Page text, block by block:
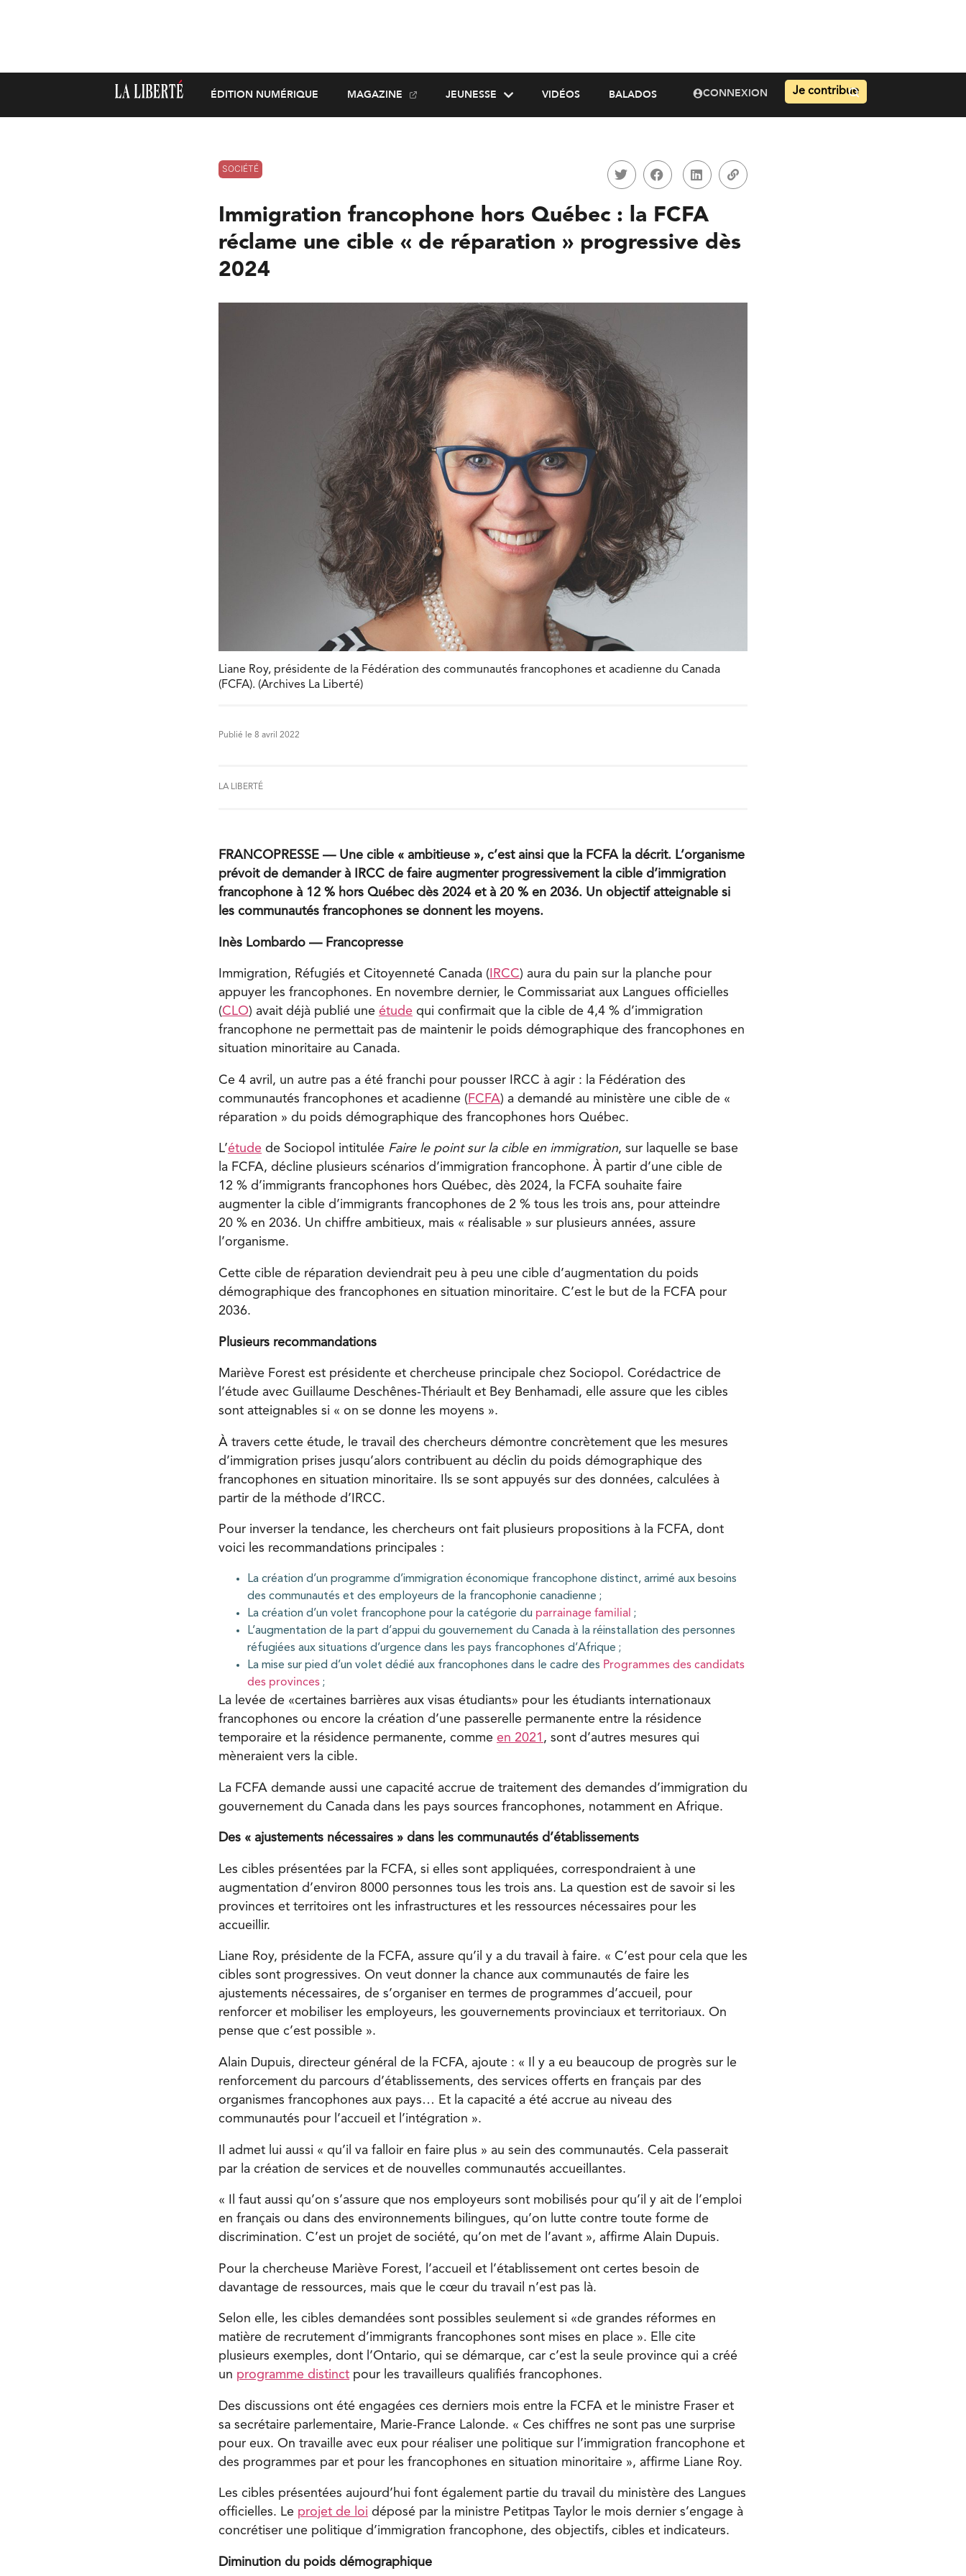
ÉDITION NUMÉRIQUE MAGAZINE JEUNESSE VIDÉOS BALADOS CONNEXION Je contribue
SOCIÉTÉ
Immigration francophone hors Québec : la FCFA
réclame une cible « de réparation » progressive dès
2024
Liane Roy, présidente de la Fédération des communautés francophones et acadienne du Canada
(FCFA). (Archives La Liberté)
Publié le 8 avril 2022
LA LIBERTÉ
FRANCOPRESSE — Une cible « ambitieuse », c’est ainsi que la FCFA la décrit. L’organisme
prévoit de demander à IRCC de faire augmenter progressivement la cible d’immigration
francophone à 12 % hors Québec dès 2024 et à 20 % en 2036. Un objectif atteignable si
les communautés francophones se donnent les moyens.
Inès Lombardo — Francopresse
Immigration, Réfugiés et Citoyenneté Canada ( IRCC) aura du pain sur la planche pour
appuyer les francophones. En novembre dernier, le Commissariat aux Langues officielles
(CLO) avait déjà publié une étude qui confirmait que la cible de 4,4 % d’immigration
francophone ne permettait pas de maintenir le poids démographique des francophones en
situation minoritaire au Canada.
Ce 4 avril, un autre pas a été franchi pour pousser IRCC à agir : la Fédération des
communautés francophones et acadienne (FCFA) a demandé au ministère une cible de «
réparation » du poids démographique des francophones hors Québec.
L’étude de Sociopol intitulée Faire le point sur la cible en immigration, sur laquelle se base
la FCFA, décline plusieurs scénarios d’immigration francophone. À partir d’une cible de
12 % d’immigrants francophones hors Québec, dès 2024, la FCFA souhaite faire
augmenter la cible d’immigrants francophones de 2 % tous les trois ans, pour atteindre
20 % en 2036. Un chiffre ambitieux, mais « réalisable » sur plusieurs années, assure
l’organisme.
Cette cible de réparation deviendrait peu à peu une cible d’augmentation du poids
démographique des francophones en situation minoritaire. C’est le but de la FCFA pour
2036.
Plusieurs recommandations
Mariève Forest est présidente et chercheuse principale chez Sociopol. Corédactrice de
l’étude avec Guillaume Deschênes-Thériault et Bey Benhamadi, elle assure que les cibles
sont atteignables si « on se donne les moyens ».
À travers cette étude, le travail des chercheurs démontre concrètement que les mesures
d’immigration prises jusqu’alors contribuent au déclin du poids démographique des
francophones en situation minoritaire. Ils se sont appuyés sur des données, calculées à
partir de la méthode d’IRCC.
Pour inverser la tendance, les chercheurs ont fait plusieurs propositions à la FCFA, dont
voici les recommandations principales :
La création d’un programme d’immigration économique francophone distinct, arrimé aux besoins
des communautés et des employeurs de la francophonie canadienne ;
La création d’un volet francophone pour la catégorie du parrainage familial ;
L’augmentation de la part d’appui du gouvernement du Canada à la réinstallation des personnes
réfugiées aux situations d’urgence dans les pays francophones d’Afrique ;
La mise sur pied d’un volet dédié aux francophones dans le cadre des Programmes des candidats
des provinces ;
La levée de «certaines barrières aux visas étudiants» pour les étudiants internationaux
francophones ou encore la création d’une passerelle permanente entre la résidence
temporaire et la résidence permanente, comme en 2021 , sont d’autres mesures qui
mèneraient vers la cible.
La FCFA demande aussi une capacité accrue de traitement des demandes d’immigration du
gouvernement du Canada dans les pays sources francophones, notamment en Afrique.
Des « ajustements nécessaires » dans les communautés d’établissements
Les cibles présentées par la FCFA, si elles sont appliquées, correspondraient à une
augmentation d’environ 8000 personnes tous les trois ans. La question est de savoir si les
provinces et territoires ont les infrastructures et les ressources nécessaires pour les
accueillir.
Liane Roy, présidente de la FCFA, assure qu’il y a du travail à faire. « C’est pour cela que les
cibles sont progressives. On veut donner la chance aux communautés de faire les
ajustements nécessaires, de s’organiser en termes de programmes d’accueil, pour
renforcer et mobiliser les employeurs, les gouvernements provinciaux et territoriaux. On
pense que c’est possible ».
Alain Dupuis, directeur général de la FCFA, ajoute : « Il y a eu beaucoup de progrès sur le
renforcement du parcours d’établissements, des services offerts en français par des
organismes francophones aux pays… Et la capacité a été accrue au niveau des
communautés pour l’accueil et l’intégration ».
Il admet lui aussi « qu’il va falloir en faire plus » au sein des communautés. Cela passerait
par la création de services et de nouvelles communautés accueillantes.
« Il faut aussi qu’on s’assure que nos employeurs sont mobilisés pour qu’il y ait de l’emploi
en français ou dans des environnements bilingues, qu’on lutte contre toute forme de
discrimination. C’est un projet de société, qu’on met de l’avant », affirme Alain Dupuis.
Pour la chercheuse Mariève Forest, l’accueil et l’établissement ont certes besoin de
davantage de ressources, mais que le cœur du travail n’est pas là.
Selon elle, les cibles demandées sont possibles seulement si «de grandes réformes en
matière de recrutement d’immigrants francophones sont mises en place ». Elle cite
plusieurs exemples, dont l’Ontario, qui se démarque, car c’est la seule province qui a créé
un programme distinct pour les travailleurs qualifiés francophones.
Des discussions ont été engagées ces derniers mois entre la FCFA et le ministre Fraser et
sa secrétaire parlementaire, Marie-France Lalonde. « Ces chiffres ne sont pas une surprise
pour eux. On travaille avec eux pour réaliser une politique sur l’immigration francophone et
des programmes par et pour les francophones en situation minoritaire », affirme Liane Roy.
Les cibles présentées aujourd’hui font également partie du travail du ministère des Langues
officielles. Le projet de loi déposé par la ministre Petitpas Taylor le mois dernier s’engage à
concrétiser une politique d’immigration francophone, des objectifs, cibles et indicateurs.
Diminution du poids démographique